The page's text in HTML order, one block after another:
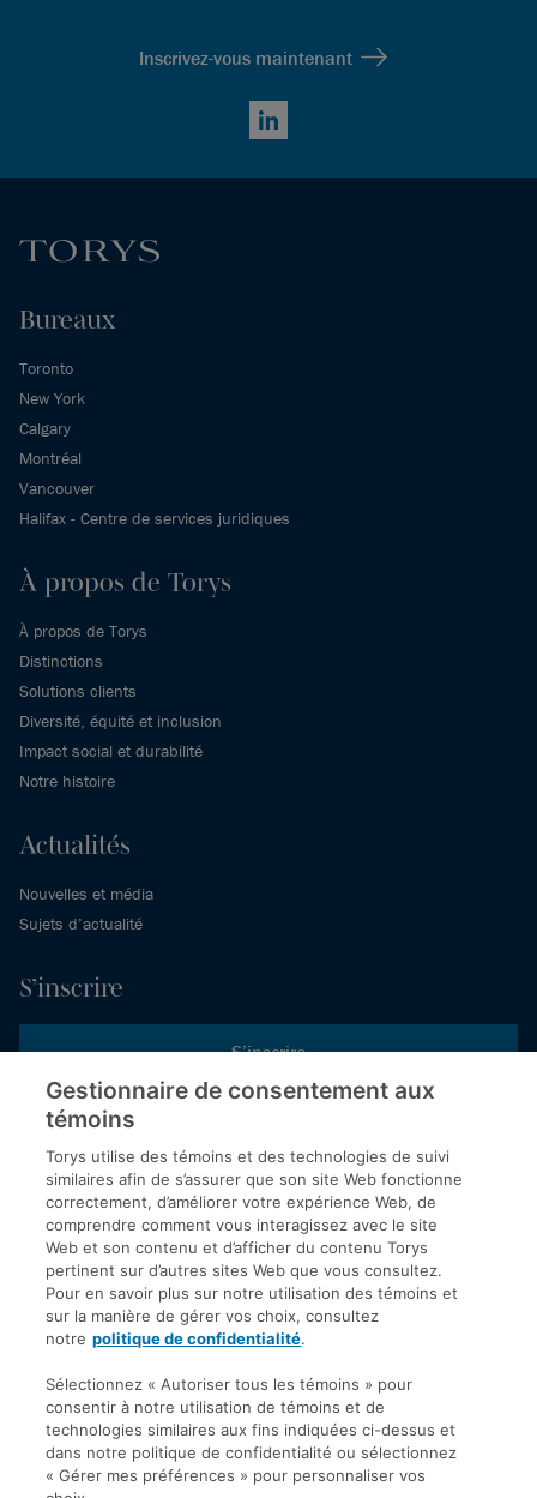
Inscrivez-vous maintenant
LinkedIn
Bureaux
Toronto
New York
Calgary
Montréal
Vancouver
Halifax - Centre de services juridiques
À propos de Torys
À propos de Torys
Distinctions
Solutions clients
Diversité, équité et inclusion
Impact social et durabilité
Notre histoire
Actualités
Nouvelles et média
Sujets d’actualité
S’inscrire
S’inscrire
Inscrivez-vous aux publications de Torys pour recevoir nos derniers
commentaires, notre calendrier de webinaires et d’événements et
plus encore.
© 2026 Société d'avocats Torys S.E.N.C.R.L. Tous droits
réservés.
Politique de protection des renseignements personnels
Droit d’auteur
Avis de non-responsabilité
Modalités générales
Accessibilité
Gestionnaire de consentement aux
témoins
Torys utilise des témoins et des technologies de suivi
similaires afin de s’assurer que son site Web fonctionne
correctement, d’améliorer votre expérience Web, de
comprendre comment vous interagissez avec le site
Web et son contenu et d’afficher du contenu Torys
pertinent sur d’autres sites Web que vous consultez.
Pour en savoir plus sur notre utilisation des témoins et
sur la manière de gérer vos choix, consultez
notre politique de confidentialité.
Sélectionnez « Autoriser tous les témoins » pour
consentir à notre utilisation de témoins et de
technologies similaires aux fins indiquées ci-dessus et
dans notre politique de confidentialité ou sélectionnez
« Gérer mes préférences » pour personnaliser vos